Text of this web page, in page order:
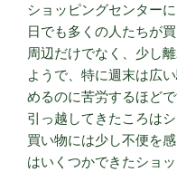
ショッピングセンター
日でも多くの人たちが
周辺だけでなく、少し
ようで、特に週末は広
めるのに苦労するほどで
引っ越してきたころは
買い物には少し不便を
はいくつかできたショ